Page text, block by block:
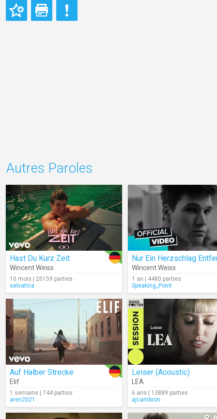
Autres Paroles
Hast Du Kurz Zeit
Wincent Weiss
10 mois | 20159 parties
selvatica
Nur Ein Herzschlag
Wincent Weiss
1 an | 4480 parties
Speaking_Point
Auf Halber Strecke
Elif
1 semaine | 744 parties
aren2021
Leiser (Acoustic)
LEA
6 ans | 13889 parties
ajcambron